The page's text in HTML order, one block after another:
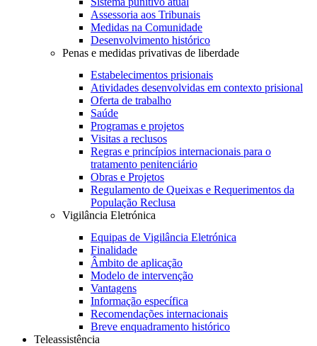
Assessoria aos Tribunais
Medidas na Comunidade
Desenvolvimento histórico
Penas e medidas privativas de liberdade
Estabelecimentos prisionais
Atividades desenvolvidas em contexto prisional
Oferta de trabalho
Saúde
Programas e projetos
Visitas a reclusos
Regras e princípios internacionais para o
tratamento penitenciário
Obras e Projetos
Regulamento de Queixas e Requerimentos da
População Reclusa
Vigilância Eletrónica
Equipas de Vigilância Eletrónica
Finalidade
Âmbito de aplicação
Modelo de intervenção
Vantagens
Informação específica
Recomendações internacionais
Breve enquadramento histórico
Teleassistência